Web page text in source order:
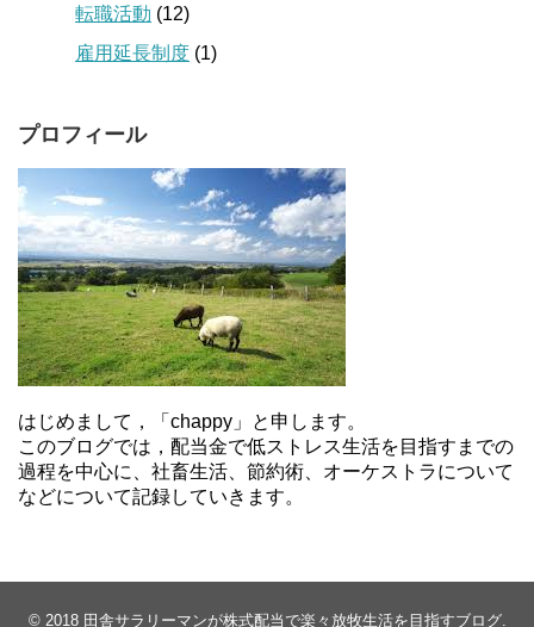
転職活動 (12)
雇用延長制度 (1)
プロフィール
はじめまして，「chappy」と申します。
このブログでは，配当金で低ストレス生活を目指すまでの
過程を中心に、社畜生活、節約術、オーケストラについて
などについて記録していきます。
© 2018 田舎サラリーマンが株式配当で楽々放牧生活を目指すブログ.